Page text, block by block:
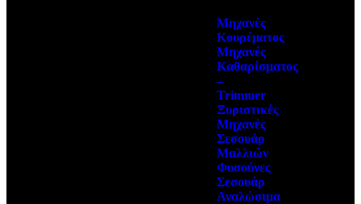
Μηχανές
Κουρέματος
Μηχανές
Καθαρίσματος
–
Trimmer
Ξυριστικές
Μηχανές
Σεσουάρ
Μαλλιών
Φυσούνες
Σεσουάρ
Αναλώσιμα